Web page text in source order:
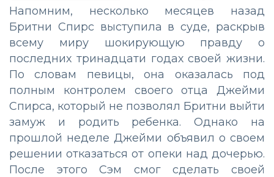
Напомним, несколько месяцев назад
Бритни Спирс выступила в суде, раскрыв
всему миру шокирующую правду о
последних тринадцати годах своей жизни.
По словам певицы, она оказалась под
полным контролем своего отца Джейми
Спирса, который не позволял Бритни выйти
замуж и родить ребенка. Однако на
прошлой неделе Джейми объявил о своем
решении отказаться от опеки над дочерью.
После этого Сэм смог сделать своей